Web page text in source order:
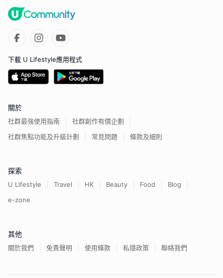
下載 U Lifestyle應用程式
關於
社群最強使用指南
社群創作有價企劃
社群焦點功能及升級計劃
常見問題 條款及細則
探索
U Lifestyle Travel HK Beauty Food
Blog
e-zone
其他
關於我們 免責聲明 使用條款 私隱政策 聯絡我們